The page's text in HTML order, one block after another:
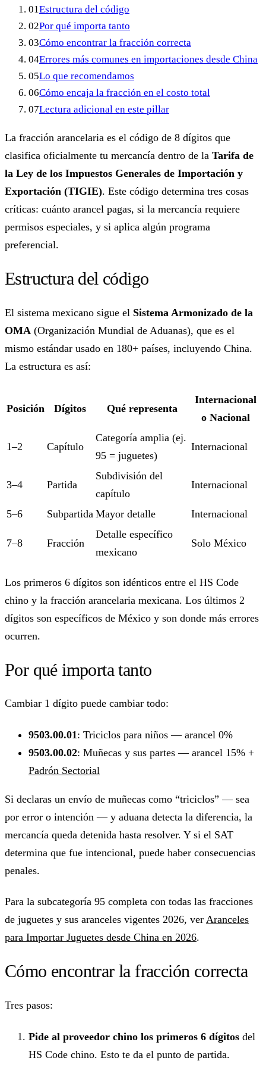
01Estructura del código
02Por qué importa tanto
03Cómo encontrar la fracción correcta
04Errores más comunes en importaciones desde China
05Lo que recomendamos
06Cómo encaja la fracción en el costo total
07Lectura adicional en este pillar
La fracción arancelaria es el código de 8 dígitos que
clasifica oficialmente tu mercancía dentro de la Tarifa de
la Ley de los Impuestos Generales de Importación y
Exportación (TIGIE). Este código determina tres cosas
críticas: cuánto arancel pagas, si la mercancía requiere
permisos especiales, y si aplica algún programa
preferencial.
Estructura del código
El sistema mexicano sigue el Sistema Armonizado de la
OMA (Organización Mundial de Aduanas), que es el
mismo estándar usado en 180+ países, incluyendo China.
La estructura es así:
Posición Dígitos Qué representa
Internacional
o Nacional
1–2 Capítulo
Categoría amplia (ej.
95 = juguetes)
Internacional
3–4 Partida
Subdivisión del
capítulo
Internacional
5–6 Subpartida Mayor detalle Internacional
7–8 Fracción
Detalle específico
mexicano
Solo México
Los primeros 6 dígitos son idénticos entre el HS Code
chino y la fracción arancelaria mexicana. Los últimos 2
dígitos son específicos de México y son donde más errores
ocurren.
Por qué importa tanto
Cambiar 1 dígito puede cambiar todo:
9503.00.01 : Triciclos para niños — arancel 0%
9503.00.02: Muñecas y sus partes — arancel 15% +
Padrón Sectorial
Si declaras un envío de muñecas como “triciclos” — sea
por error o intención — y aduana detecta la diferencia, la
mercancía queda detenida hasta resolver. Y si el SAT
determina que fue intencional, puede haber consecuencias
penales.
Para la subcategoría 95 completa con todas las fracciones
de juguetes y sus aranceles vigentes 2026, ver Aranceles
para Importar Juguetes desde China en 2026.
Cómo encontrar la fracción correcta
Tres pasos:
Pide al proveedor chino los primeros 6 dígitos del
HS Code chino. Esto te da el punto de partida.